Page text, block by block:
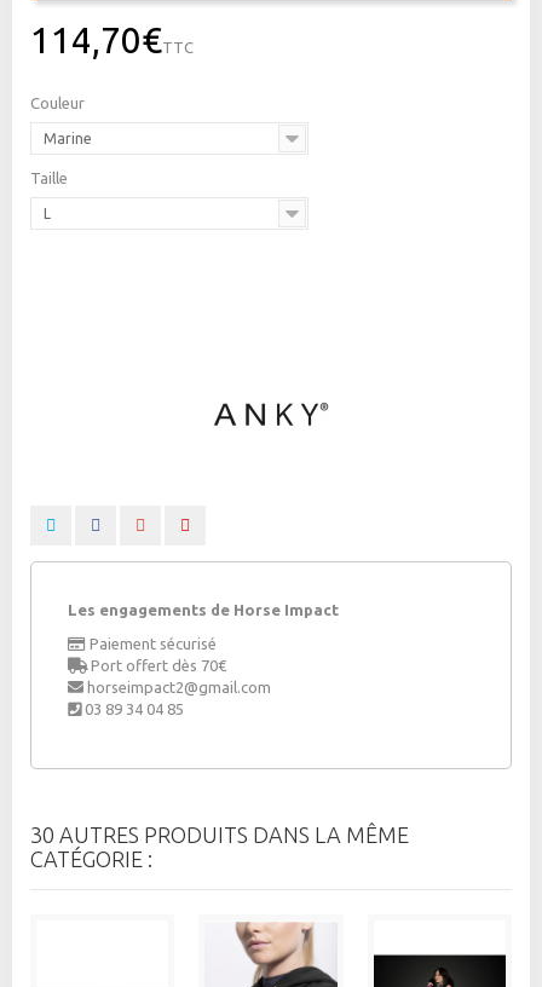
114,70€TTC
Couleur
Marine
Taille
L
Les engagements de Horse Impact
Paiement sécurisé
Port offert dès 70€
horseimpact2@gmail.com
03 89 34 04 85
30 AUTRES PRODUITS DANS LA MÊME
CATÉGORIE :